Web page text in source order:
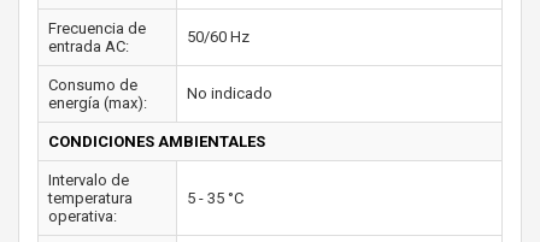
Frecuencia de
entrada AC:
50/60 Hz
Consumo de
energía (max):
No indicado
CONDICIONES AMBIENTALES
Intervalo de
temperatura
operativa:
5 - 35 °C